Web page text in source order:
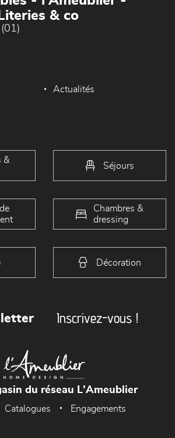
& co
Actualités
&
Séjours
Chambres &
dressing
Décoration
Inscrivez-vous !
du réseau L'Ameublier
Catalogues Engagements